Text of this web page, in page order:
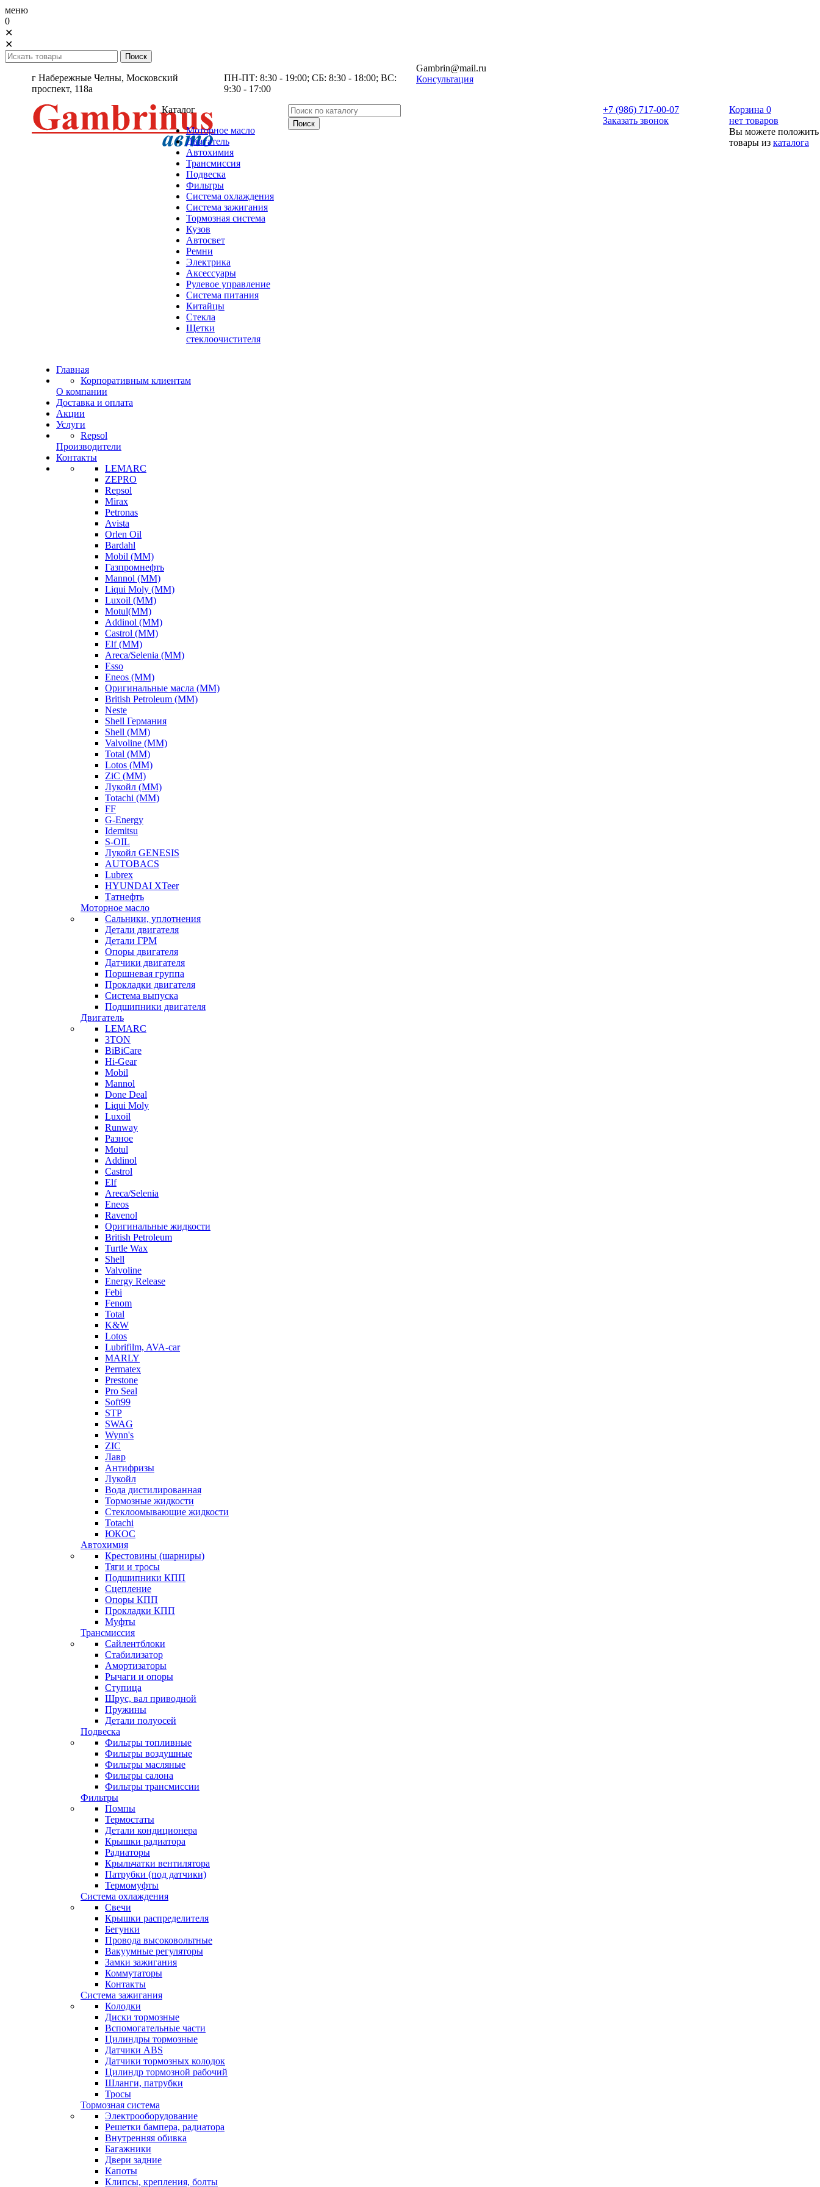
меню
0
✕
✕
г Набережные Челны, Московский
проспект, 118а
ПН-ПТ: 8:30 - 19:00; СБ: 8:30 - 18:00; ВС:
9:30 - 17:00
Gambrin@mail.ru
Консультация
Каталог
Моторное масло
Двигатель
Автохимия
Трансмиссия
Подвеска
Фильтры
Система охлаждения
Система зажигания
Тормозная система
Кузов
Автосвет
Ремни
Электрика
Аксессуары
Рулевое управление
Система питания
Китайцы
Стекла
Щетки
стеклоочистителя
+7 (986) 717-00-07
Заказать звонок
Корзина 0
нет товаров
Вы можете положить
товары из каталога
Главная
Корпоративным клиентам
О компании
Доставка и оплата
Акции
Услуги
Repsol
Производители
Контакты
LEMARC
ZEPRO
Repsol
Mirax
Petronas
Avista
Orlen Oil
Bardahl
Mobil (ММ)
Газпромнефть
Mannol (ММ)
Liqui Moly (ММ)
Luxoil (ММ)
Motul(ММ)
Addinol (ММ)
Castrol (ММ)
Elf (ММ)
Areca/Selenia (ММ)
Esso
Eneos (ММ)
Оригинальные масла (ММ)
British Petroleum (ММ)
Neste
Shell Германия
Shell (ММ)
Valvoline (ММ)
Total (ММ)
Lotos (ММ)
ZiC (ММ)
Лукойл (ММ)
Totachi (MM)
FF
G-Energy
Idemitsu
S-OIL
Лукойл GENESIS
AUTOBACS
Lubrex
HYUNDAI XTeer
Татнефть
Моторное масло
Сальники, уплотнения
Детали двигателя
Детали ГРМ
Опоры двигателя
Датчики двигателя
Поршневая группа
Прокладки двигателя
Система выпуска
Подшипники двигателя
Двигатель
LEMARC
3TON
BiBiCare
Hi-Gear
Mobil
Mannol
Done Deal
Liqui Moly
Luxoil
Runway
Разное
Motul
Addinol
Castrol
Elf
Areca/Selenia
Eneos
Ravenol
Оригинальные жидкости
British Petroleum
Turtle Wax
Shell
Valvoline
Energy Release
Febi
Fenom
Total
K&W
Lotos
Lubrifilm, AVA-car
MARLY
Permatex
Prestone
Pro Seal
Soft99
STP
SWAG
Wynn's
ZIC
Лавр
Антифризы
Лукойл
Вода дистилированная
Тормозные жидкости
Стеклоомывающие жидкости
Totachi
ЮКОС
Автохимия
Крестовины (шарниры)
Тяги и тросы
Подшипники КПП
Сцепление
Опоры КПП
Прокладки КПП
Муфты
Трансмиссия
Сайлентблоки
Стабилизатор
Амортизаторы
Рычаги и опоры
Ступица
Шрус, вал приводной
Пружины
Детали полуосей
Подвеска
Фильтры топливные
Фильтры воздушные
Фильтры масляные
Фильтры салона
Фильтры трансмиссии
Фильтры
Помпы
Термостаты
Детали кондиционера
Крышки радиатора
Радиаторы
Крыльчатки вентилятора
Патрубки (под датчики)
Термомуфты
Система охлаждения
Свечи
Крышки распределителя
Бегунки
Провода высоковольтные
Вакуумные регуляторы
Замки зажигания
Коммутаторы
Контакты
Система зажигания
Колодки
Диски тормозные
Вспомогательные части
Цилиндры тормозные
Датчики ABS
Датчики тормозных колодок
Цилиндр тормозной рабочий
Шланги, патрубки
Тросы
Тормозная система
Электрооборудование
Решетки бампера, радиатора
Внутренняя обивка
Багажники
Двери задние
Капоты
Клипсы, крепления, болты